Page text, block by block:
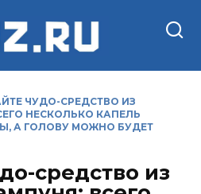
ЧУДО-СРЕДСТВО ИЗ
НЕСКОЛЬКО КАПЕЛЬ
А ГОЛОВУ МОЖНО БУДЕТ
средство из